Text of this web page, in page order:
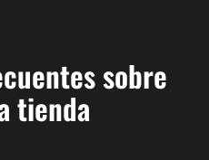
sobre
tienda